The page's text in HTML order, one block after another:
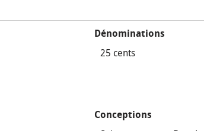
Dénominations
25 cents
Conceptions